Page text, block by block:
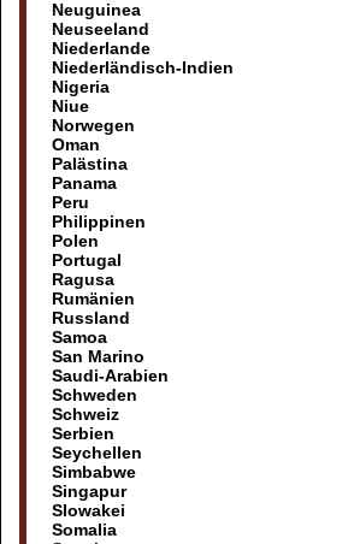
Neuguinea
Neuseeland
Niederlande
Niederländisch-Indien
Nigeria
Niue
Norwegen
Oman
Palästina
Panama
Peru
Philippinen
Polen
Portugal
Ragusa
Rumänien
Russland
Samoa
San Marino
Saudi-Arabien
Schweden
Schweiz
Serbien
Seychellen
Simbabwe
Singapur
Slowakei
Somalia